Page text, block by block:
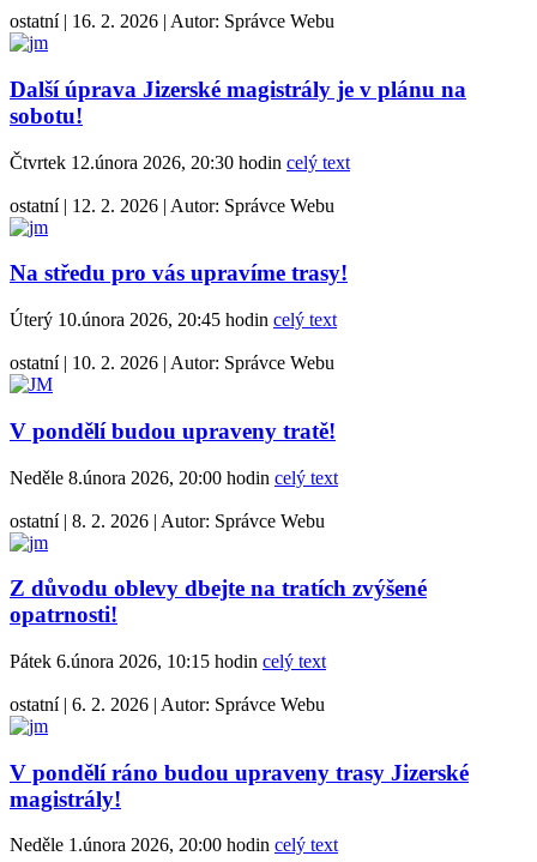
ostatní | 16. 2. 2026 | Autor: Správce Webu
Další úprava Jizerské magistrály je v plánu na
sobotu!
Čtvrtek 12.února 2026, 20:30 hodin celý text
ostatní | 12. 2. 2026 | Autor: Správce Webu
Na středu pro vás upravíme trasy!
Úterý 10.února 2026, 20:45 hodin celý text
ostatní | 10. 2. 2026 | Autor: Správce Webu
V pondělí budou upraveny tratě!
Neděle 8.února 2026, 20:00 hodin celý text
ostatní | 8. 2. 2026 | Autor: Správce Webu
Z důvodu oblevy dbejte na tratích zvýšené
opatrnosti!
Pátek 6.února 2026, 10:15 hodin celý text
ostatní | 6. 2. 2026 | Autor: Správce Webu
V pondělí ráno budou upraveny trasy Jizerské
magistrály!
Neděle 1.února 2026, 20:00 hodin celý text